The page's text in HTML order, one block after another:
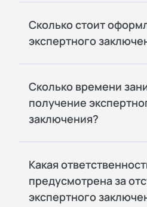
Сколько стоит
экспертного
Сколько времени
получение
заключения?
Какая
предусмотрена за
экспертного